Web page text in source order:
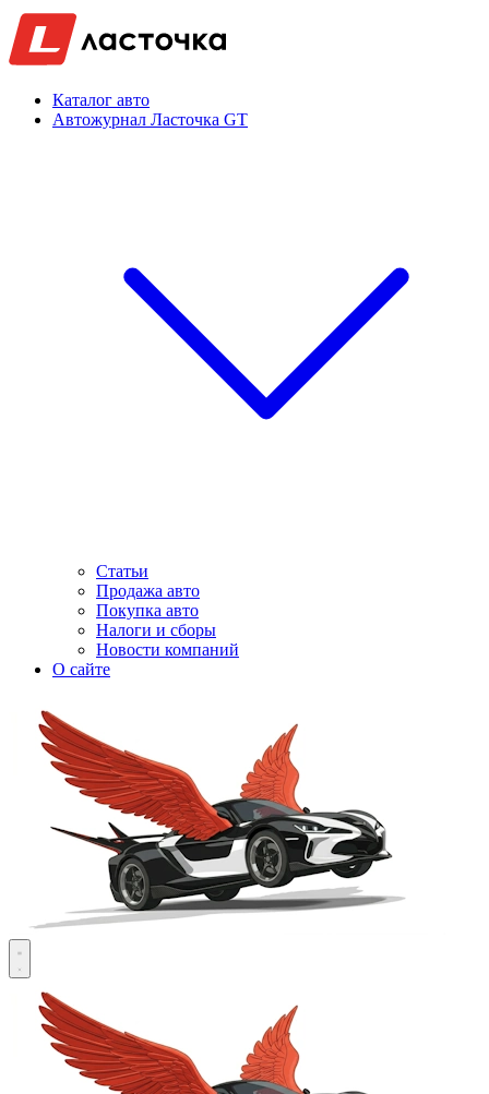
Каталог авто
Автожурнал Ласточка GT
Статьи
Продажа авто
Покупка авто
Налоги и сборы
Новости компаний
О сайте